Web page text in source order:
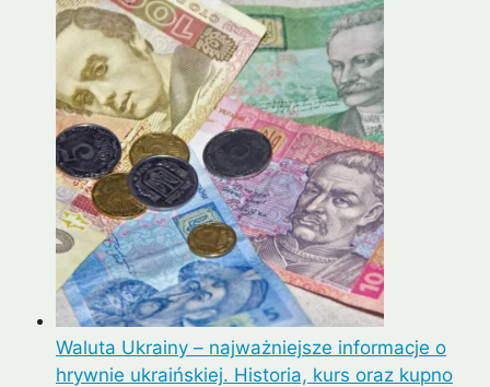
Waluta Ukrainy – najważniejsze informacje o
hrywnie ukraińskiej. Historia, kurs oraz kupno